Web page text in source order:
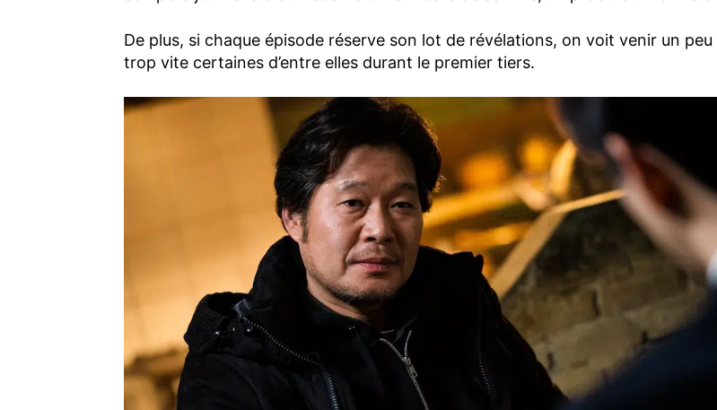
De plus, si chaque épisode réserve son lot de révélations, on voit venir un peu
trop vite certaines d’entre elles durant le premier tiers.